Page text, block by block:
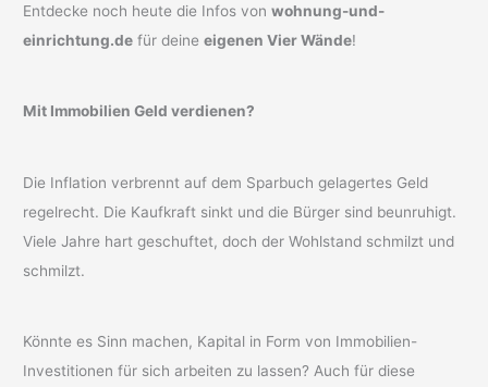
Entdecke noch heute die Infos vonwohnung-und-
einrichtung.de für deineeigenen Vier Wände!
Mit Immobilien Geld verdienen?
Die Inflation verbrennt auf dem Sparbuch gelagertes Geld
regelrecht. Die Kaufkraft sinkt und die Bürger sind beunruhigt.
Viele Jahre hart geschuftet, doch der Wohlstand schmilzt und
schmilzt.
Könnte es Sinn machen, Kapital in Form von Immobilien-
Investitionen für sich arbeiten zu lassen? Auch für diese